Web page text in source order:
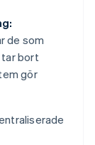
de som
tar bort
gör